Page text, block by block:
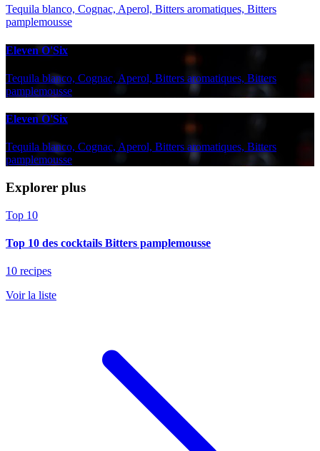
Tequila blanco, Cognac, Aperol, Bitters aromatiques, Bitters
pamplemousse
Eleven O'Six
Tequila blanco, Cognac, Aperol, Bitters aromatiques, Bitters
pamplemousse
Eleven O'Six
Tequila blanco, Cognac, Aperol, Bitters aromatiques, Bitters
pamplemousse
Explorer plus
Top 10
Top 10 des cocktails Bitters pamplemousse
10 recipes
Voir la liste